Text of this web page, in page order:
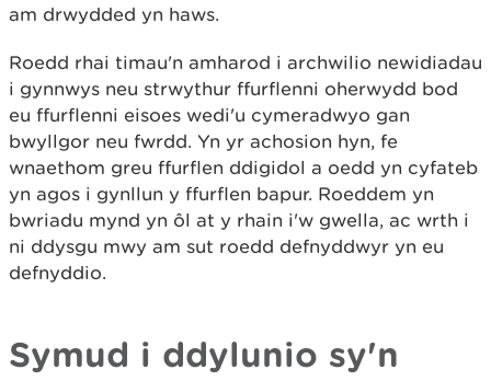
am drwydded yn haws.
Roedd rhai timau'n amharod i archwilio newidiadau
i gynnwys neu strwythur ffurflenni oherwydd bod
eu ffurflenni eisoes wedi'u cymeradwyo gan
bwyllgor neu fwrdd. Yn yr achosion hyn, fe
wnaethom greu ffurflen ddigidol a oedd yn cyfateb
yn agos i gynllun y ffurflen bapur. Roeddem yn
bwriadu mynd yn ôl at y rhain i'w gwella, ac wrth i
ni ddysgu mwy am sut roedd defnyddwyr yn eu
defnyddio.
Symud i ddylunio sy'n